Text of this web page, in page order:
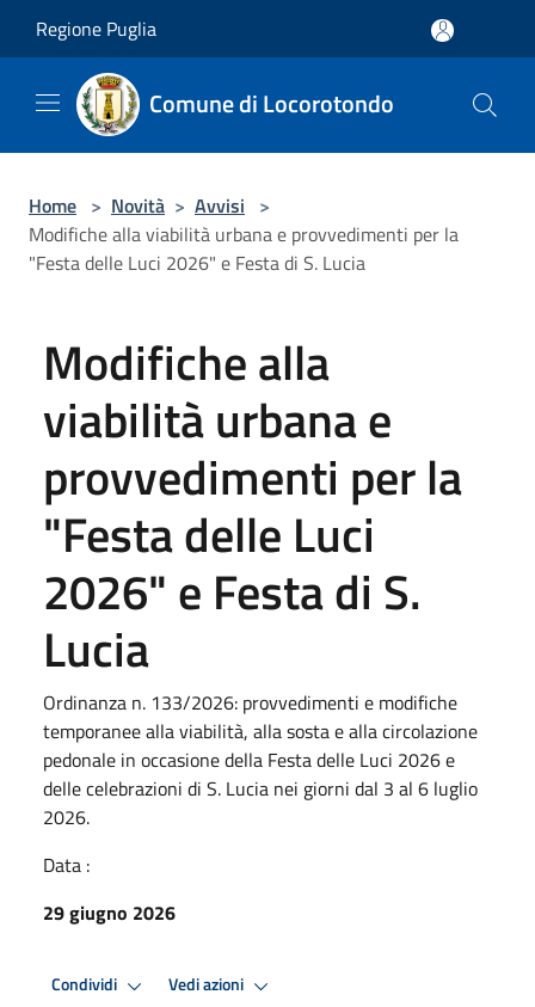
Regione Puglia
Comune di Locorotondo
Home > Novità > Avvisi >
Modifiche alla viabilità urbana e provvedimenti per la
"Festa delle Luci 2026" e Festa di S. Lucia
Modifiche alla
viabilità urbana e
provvedimenti per la
"Festa delle Luci
2026" e Festa di S.
Lucia
Ordinanza n. 133/2026: provvedimenti e modifiche
temporanee alla viabilità, alla sosta e alla circolazione
pedonale in occasione della Festa delle Luci 2026 e
delle celebrazioni di S. Lucia nei giorni dal 3 al 6 luglio
2026.
Data :
29 giugno 2026
Condividi Vedi azioni